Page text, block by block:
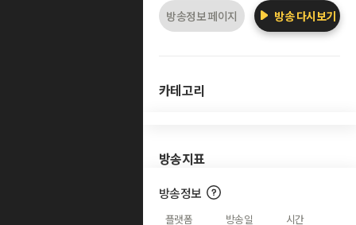
방송정보 페이지 방송 다시보기
카테고리
방송지표
방송정보
플랫폼 방송일 시간